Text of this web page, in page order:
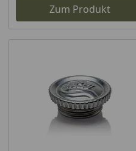
Zum Produkt